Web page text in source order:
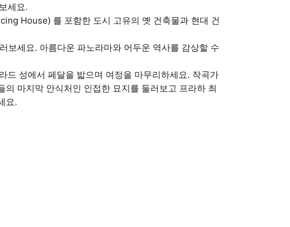
세요.
House) 를 포함한 도시 고유의 옛 건축물과 현대 건
세요. 아름다운 파노라마와 어두운 역사를 감상할 수
드 성에서 페달을 밟으며 여정을 마무리하세요. 작곡가
마지막 안식처인 인접한 묘지를 둘러보고 프라하 최
요.